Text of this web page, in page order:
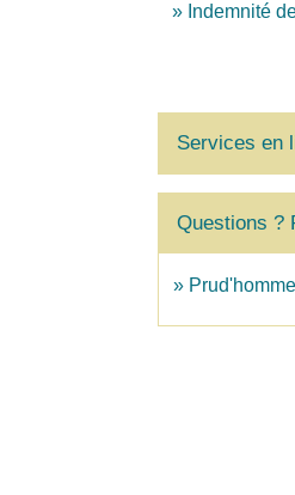
Indemnité
Services en
Questions ?